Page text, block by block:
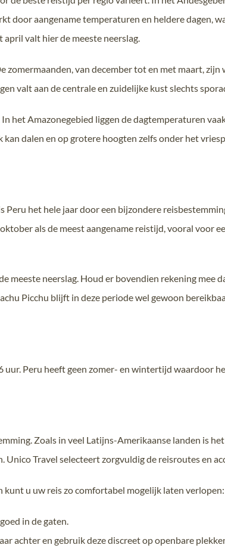
door aangename temperaturen en heldere dagen,
valt hier de meeste neerslag.
zomermaanden, van december tot en met maart,
valt aan de centrale en zuidelijke kust slechts
het Amazonegebied liggen de dagtemperaturen
dalen en op grotere hoogten zelfs onder het
het hele jaar door een bijzondere
als de meest aangename reistijd, vooral voor
meeste neerslag. Houd er bovendien rekening mee
Picchu blijft in deze periode wel gewoon
Peru heeft geen zomer- en wintertijd waardoor
Zoals in veel Latijns-Amerikaanse landen is
Travel selecteert zorgvuldig de reisroutes en
u uw reis zo comfortabel mogelijk laten verlopen:
in de gaten.
achter en gebruik deze discreet op openbare